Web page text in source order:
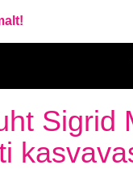
Sigrid